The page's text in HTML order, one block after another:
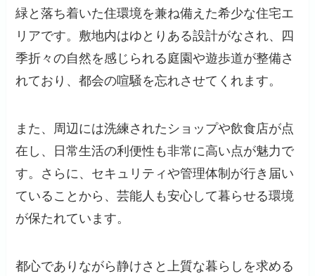
緑と落ち着いた住環境を兼ね備えた希少な住宅エ
リアです。敷地内はゆとりある設計がなされ、四
季折々の自然を感じられる庭園や遊歩道が整備さ
れており、都会の喧騒を忘れさせてくれます。
また、周辺には洗練されたショップや飲食店が点
在し、日常生活の利便性も非常に高い点が魅力で
す。さらに、セキュリティや管理体制が行き届い
ていることから、芸能人も安心して暮らせる環境
が保たれています。
都心でありながら静けさと上質な暮らしを求める